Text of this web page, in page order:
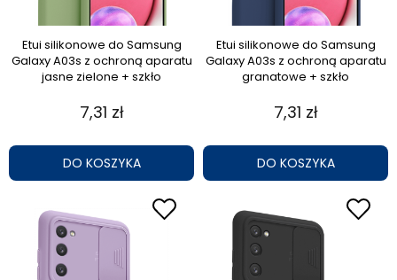
Etui silikonowe do Samsung
Galaxy A03s z ochroną aparatu
jasne zielone + szkło
7,31 zł
DO KOSZYKA
Etui silikonowe do Samsung
Galaxy A03s z ochroną aparatu
granatowe + szkło
7,31 zł
DO KOSZYKA